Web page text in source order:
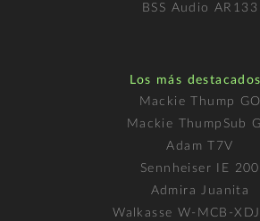
BSS Audio AR133
Los más destacados
Mackie Thump GO
Mackie ThumpSub
Adam T7V
Sennheiser IE 200
Admira Juanita
Walkasse W-MCB-